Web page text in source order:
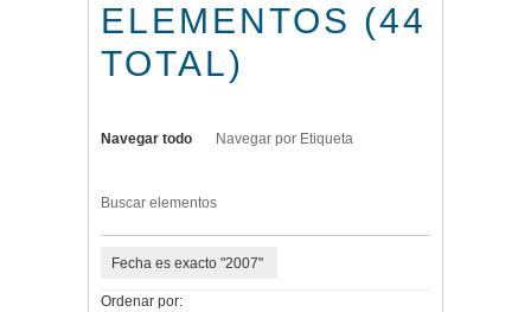
ELEMENTOS (44
TOTAL)
Navegar todo Navegar por Etiqueta
Buscar elementos
Fecha es exacto "2007"
Ordenar por: